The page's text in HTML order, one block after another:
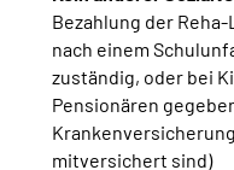
Bezahlung der
nach einem
zuständig, oder bei
Pensionären
mitversichert sind)